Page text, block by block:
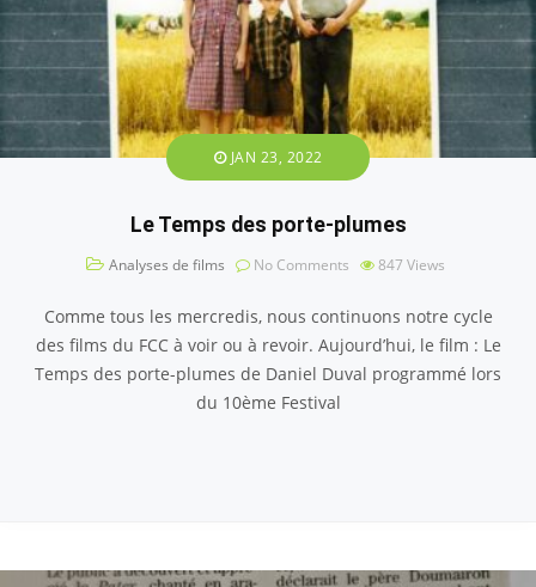
JAN 23, 2022
Le Temps des porte-plumes
Analyses de films No Comments 847 Views
Comme tous les mercredis, nous continuons notre cycle
des films du FCC à voir ou à revoir. Aujourd’hui, le film : Le
Temps des porte-plumes de Daniel Duval programmé lors
du 10ème Festival